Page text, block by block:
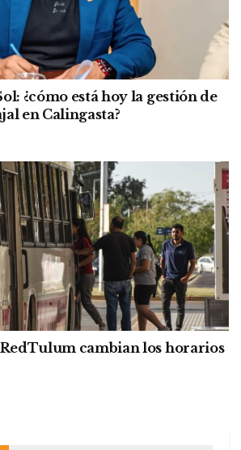
¿cómo está hoy la gestión de
en Calingasta?
RedTulum cambian los horarios